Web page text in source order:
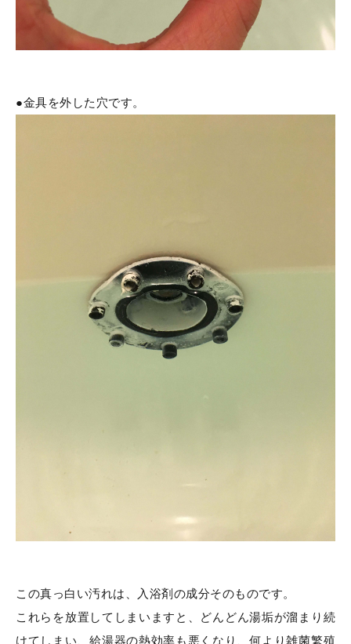
●金具を外した穴です。
この真っ白い汚れは、入浴剤の成分そのものです。
これらを放置してしまいますと、どんどん湯垢が溜まり続
けてしまい、給湯器の熱効率も悪くなり、何より雑菌繁殖